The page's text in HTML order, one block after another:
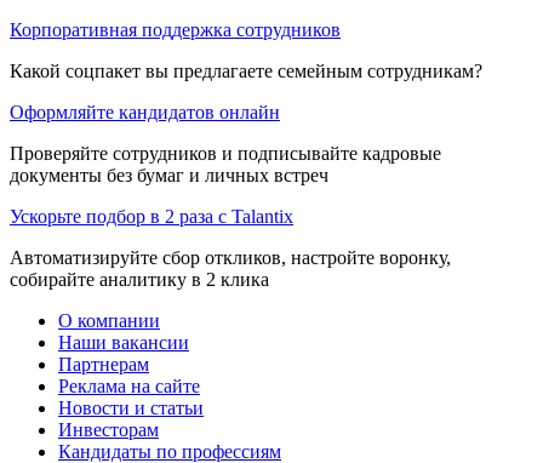
Корпоративная поддержка сотрудников
Какой соцпакет вы предлагаете семейным сотрудникам?
Оформляйте кандидатов онлайн
Проверяйте сотрудников и подписывайте кадровые
документы без бумаг и личных встреч
Ускорьте подбор в 2 раза с Talantix
Автоматизируйте сбор откликов, настройте воронку,
собирайте аналитику в 2 клика
О компании
Наши вакансии
Партнерам
Реклама на сайте
Новости и статьи
Инвесторам
Кандидаты по профессиям